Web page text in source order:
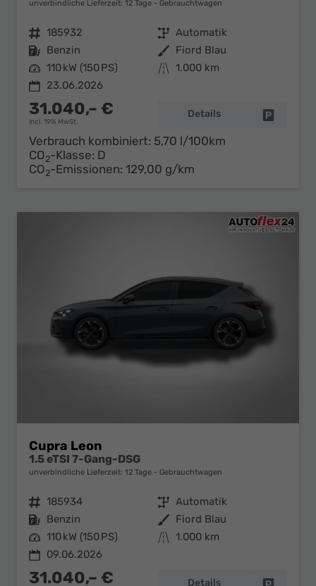
unverbindliche Lieferzeit: 12 Tage Gebrauchtwagen
Fahrzeugnr. 185932 Getriebe Automatik
Kraftstoff Benzin Außenfarbe Fiord Blau
Leistung 110 kW (150 PS) Kilometerstand 1.000 km
23.06.2026
31.040,– €
incl. 19% MwSt.
Details
Verbrauch kombiniert: 5,70 l/100km
CO2-Klasse: D
CO2-Emissionen: 129,00 g/km
Cupra Leon
1.5 eTSI 7-Gang-DSG
unverbindliche Lieferzeit: 12 Tage Gebrauchtwagen
Fahrzeugnr. 185934 Getriebe Automatik
Kraftstoff Benzin Außenfarbe Fiord Blau
Leistung 110 kW (150 PS) Kilometerstand 1.000 km
09.06.2026
31.040,– € Details